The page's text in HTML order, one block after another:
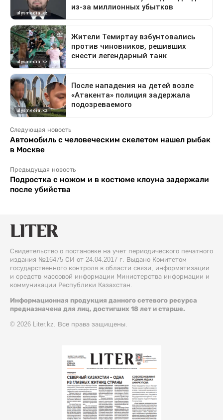
Следующая новость
Автомобиль с человеческим скелетом нашел рыбак
в Москве
Предыдущая новость
Подростка с ножом и в костюме клоуна задержали
после убийства
Свидетельство о постановке на учет периодического печатного
издания №16475-СИ от 24.04.2017 г. Выдано Комитетом
государственного контроля в области связи, информатизации
и средств массовой информации Министерства информации и
коммуникации Республики Казахстан.
Информационная продукция данного сетевого ресурса
предназначена для лиц, достигших 18 лет и старше.
© 2026 Liter.kz. Все права защищены.